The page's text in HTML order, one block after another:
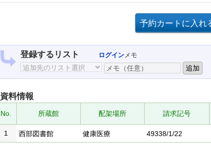
登録するリスト ログインメモ
資料情報
No. 所蔵館 配架場所 請求記号
1
西部図書館 健康医療 49338/1/22